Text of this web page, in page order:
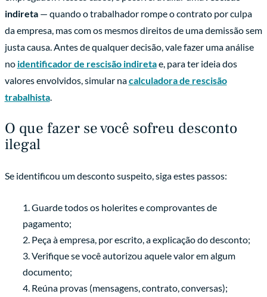
indireta— quando o trabalhador rompe o contrato por culpa
da empresa, mas com os mesmos direitos de uma demissão sem
justa causa. Antes de qualquer decisão, vale fazer uma análise
no identificador de rescisão indiretae, para ter ideia dos
valores envolvidos, simular nacalculadora de rescisão
trabalhista.
O que fazer se você sofreu desconto
ilegal
Se identificou um desconto suspeito, siga estes passos:
Guarde todos os holerites e comprovantes de
pagamento;
Peça à empresa, por escrito, a explicação do desconto;
Verifique se você autorizou aquele valor em algum
documento;
Reúna provas (mensagens, contrato, conversas);